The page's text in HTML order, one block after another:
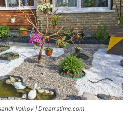
Volkov | Dreamstime.com